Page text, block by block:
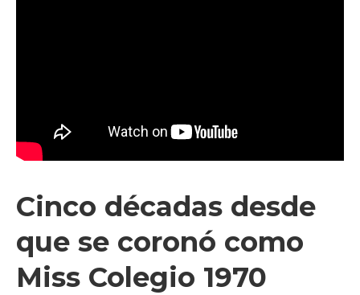
Cinco décadas desde
que se coronó como
Miss Colegio 1970